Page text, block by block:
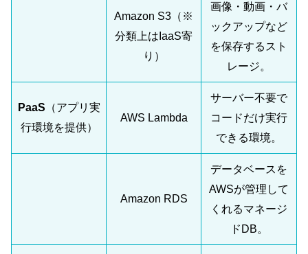
Amazon S3（※
分類上はIaaS寄
り）
画像・動画・バ
ックアップなど
を保存するスト
レージ。
PaaS （アプリ実
行環境を提供）
AWS Lambda
サーバー不要で
コードだけ実行
できる環境。
Amazon RDS
データベースを
AWSが管理して
くれるマネージ
ドDB。